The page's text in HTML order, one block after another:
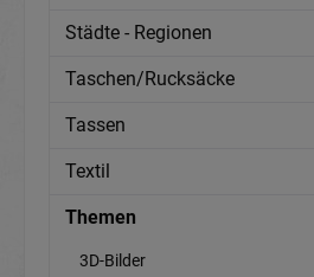
Städte - Regionen
Taschen/Rucksäcke
Tassen
Textil
Themen
3D-Bilder